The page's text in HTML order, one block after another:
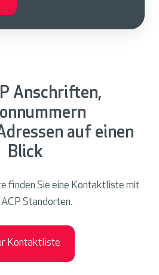
Anschriften,
auf einen
Blick
finden Sie eine Kontaktliste mit
Standorten.
Kontaktliste